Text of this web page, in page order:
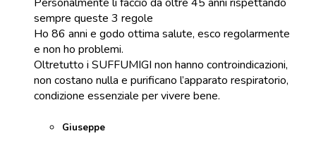
sempre queste 3 regole
Ho 86 anni e godo ottima salute, esco regolarmente
e non ho problemi.
Oltretutto i SUFFUMIGI non hanno controindicazioni,
non costano nulla e purificano l’apparato respiratorio,
condizione essenziale per vivere bene.
Giuseppe